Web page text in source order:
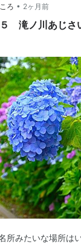
。私の生涯の理解
お付き合いさせて
ろ • 2ヶ月前
滝ノ川あじさ
所みたいな場所は